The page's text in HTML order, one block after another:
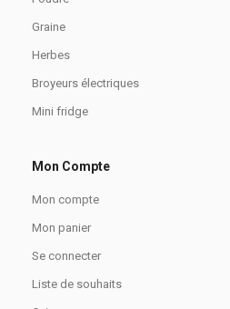
Graine
Herbes
Broyeurs électriques
Mini fridge
Mon Compte
Mon compte
Mon panier
Se connecter
Liste de souhaits